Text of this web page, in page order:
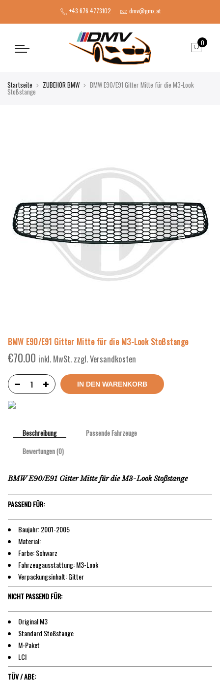
+43 676 4773102 dmv@gmx.at
0
Startseite ZUBEHÖR BMW BMW E90/E91 Gitter Mitte für die M3-Look
Stoßstange
BMW E90/E91 Gitter Mitte für die M3-Look Stoßstange
€70.00 inkl. MwSt. zzgl. Versandkosten
IN DEN WARENKORB
Beschreibung
Passende Fahrzeuge
Bewertungen (0)
BMW E90/E91 Gitter Mitte für die M3-Look Stoßstange
PASSEND FÜR:
Baujahr: 2001-2005
Material:
Farbe: Schwarz
Fahrzeugausstattung: M3-Look
Verpackungsinhalt: Gitter
NICHT PASSEND FÜR:
Original M3
Standard Stoßstange
M-Paket
LCI
TÜV / ABE: